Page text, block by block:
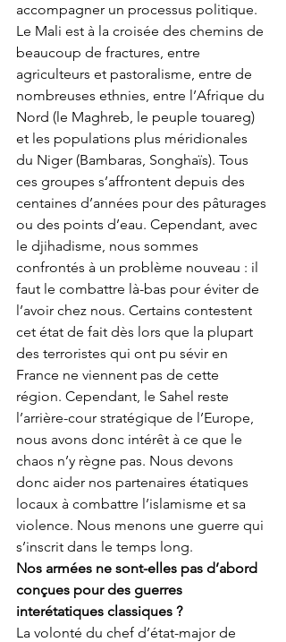
accompagner un processus politique.
Le Mali est à la croisée des chemins de
beaucoup de fractures, entre
agriculteurs et pastoralisme, entre de
nombreuses ethnies, entre l’Afrique du
Nord (le Maghreb, le peuple touareg)
et les populations plus méridionales
du Niger (Bambaras, Songhaïs). Tous
ces groupes s’affrontent depuis des
centaines d’années pour des pâturages
ou des points d’eau. Cependant, avec
le djihadisme, nous sommes
confrontés à un problème nouveau : il
faut le combattre là-bas pour éviter de
l’avoir chez nous. Certains contestent
cet état de fait dès lors que la plupart
des terroristes qui ont pu sévir en
France ne viennent pas de cette
région. Cependant, le Sahel reste
l’arrière-cour stratégique de l’Europe,
nous avons donc intérêt à ce que le
chaos n’y règne pas. Nous devons
donc aider nos partenaires étatiques
locaux à combattre l’islamisme et sa
violence. Nous menons une guerre qui
s’inscrit dans le temps long.
Nos armées ne sont-elles pas d’abord
conçues pour des guerres
interétatiques classiques ?
La volonté du chef d’état-major de